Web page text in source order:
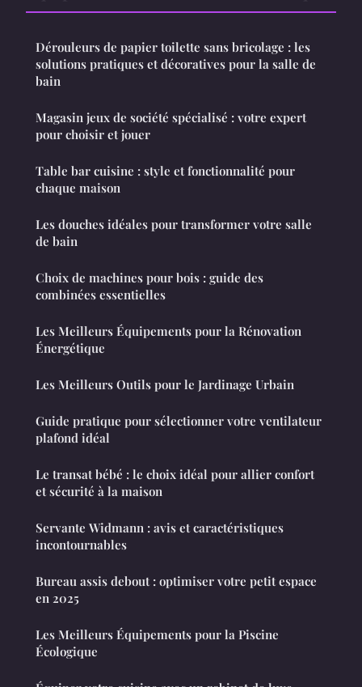
Dérouleurs de papier toilette sans bricolage : les
solutions pratiques et décoratives pour la salle de
bain
Magasin jeux de société spécialisé : votre expert
pour choisir et jouer
Table bar cuisine : style et fonctionnalité pour
chaque maison
Les douches idéales pour transformer votre salle
de bain
Choix de machines pour bois : guide des
combinées essentielles
Les Meilleurs Équipements pour la Rénovation
Énergétique
Les Meilleurs Outils pour le Jardinage Urbain
Guide pratique pour sélectionner votre ventilateur
plafond idéal
Le transat bébé : le choix idéal pour allier confort
et sécurité à la maison
Servante Widmann : avis et caractéristiques
incontournables
Bureau assis debout : optimiser votre petit espace
en 2025
Les Meilleurs Équipements pour la Piscine
Écologique